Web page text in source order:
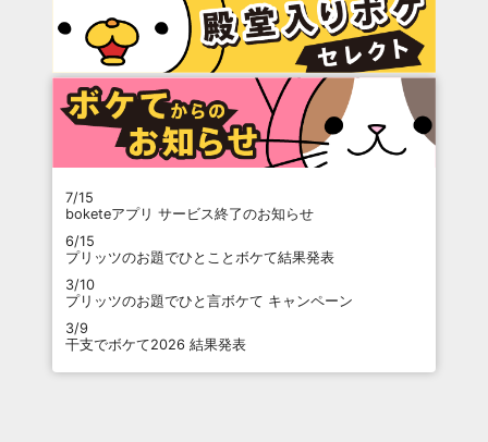
7/15
boketeアプリ サービス終了のお知らせ
6/15
プリッツのお題でひとことボケて結果発表
3/10
プリッツのお題でひと言ボケて キャンペーン
3/9
干支でボケて2026 結果発表